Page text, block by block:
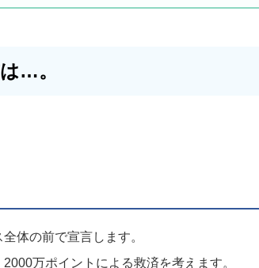
…。
体の前で宣言します。
2000万ポイントによる救済を考えます。